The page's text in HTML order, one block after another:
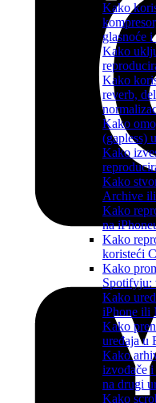
Kako
glasnoće i
Kako
Kako
reverb,
Kako
(gapless)
Kako
Kako
Archive
Kako
na
Kako
koristeći
Kako
Spotifyju:
Kako
iPhone ili
Kako
uređaja u
Kako
izvođače
na drugi
Kako